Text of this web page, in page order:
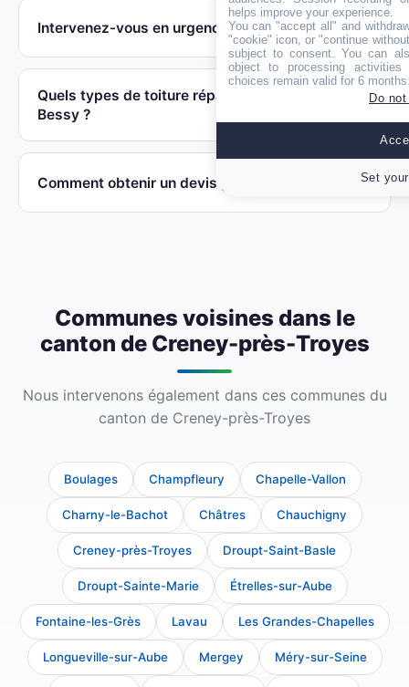
Les prix de réparation de toiture à Bessy
sont établis sur mesure après un
diagnostic précis. Une intervention
ponctuelle démarre généralement à 150€,
tandis qu'une réfection complète est
proposée à partir de 80€/m² dans le
canton de Creney-près-Troyes. Obtenez
Intervenez-vous en urgence à Bessy ?
Bien sûr, notre équipe assure un service
d'urgence à Bessy tous les jours de
l'année, y compris les week-ends et jours
fériés. Implantés dans le canton de
intervenir rapidement pour mettre votre
toiture hors d'eau et éviter l'aggravation
Quels types de toiture réparez-vous à
Bessy ?
Notre expertise à Bessy englobe toutes
les typologies de couverture présentes
chaque matériau pour un résultat durable.
Comment obtenir un devis gratuit à Bessy ?
recontactera rapidement pour planifier
une visite d'évaluation gratuite et vous
transmettre un devis transparent et
détaillé.
Communes voisines dans le
canton de Creney-près-Troyes
Nous intervenons également dans ces communes du
canton de Creney-près-Troyes
Boulages Champfleury Chapelle-Vallon
Charny-le-Bachot Châtres Chauchigny
Creney-près-Troyes Droupt-Saint-Basle
Droupt-Sainte-Marie Étrelles-sur-Aube
Fontaine-les-Grès Lavau Les Grandes-Chapelles
Longueville-sur-Aube Mergey Méry-sur-Seine
helps improve your experience.
You can "accept all" and
"cookie" icon, or "continue
subject to consent. You can
object to processing
choices remain valid for 6
Do
Set